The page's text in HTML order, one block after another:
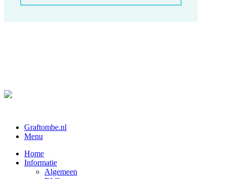
Graftombe.nl
Menu
Home
Informatie
Algemeen